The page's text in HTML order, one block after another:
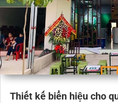
Thiết kế biển hiệu cho